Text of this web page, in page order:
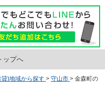
ップへ
貸)地域から探す > 守山市 > 金森町の